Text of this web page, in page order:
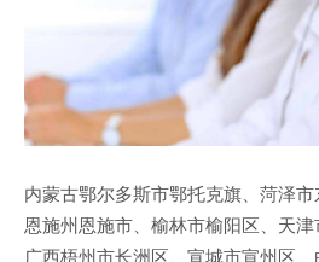
内蒙古鄂尔多斯市鄂托克旗、菏泽市
恩施州恩施市、榆林市榆阳区、天
广西梧州市长洲区、宣城市宣州区、